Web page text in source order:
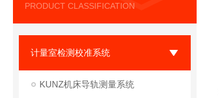
PRODUCT CLASSIFICATION
计量室检测校准系统
KUNZ机床导轨测量系统